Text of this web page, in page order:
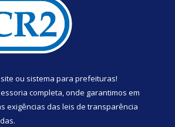
ou sistema para prefeituras!
completa, onde garantimos em
exigências das leis de transparência